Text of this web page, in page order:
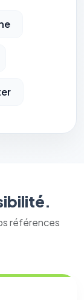
références